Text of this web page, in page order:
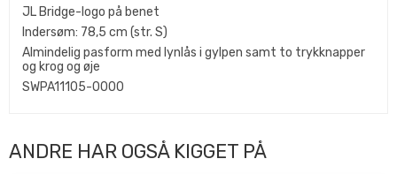
JL Bridge-logo på benet
Indersøm: 78,5 cm (str. S)
Almindelig pasform med lynlås i gylpen samt to trykknapper
og krog og øje
SWPA11105-0000
ANDRE HAR OGSÅ KIGGET PÅ